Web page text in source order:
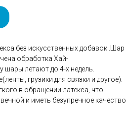
без искусственных добавок .Шар
обработка Хай-
летают до 4-х недель.
грузики для связки и другое).
в обращении латекса, что
и иметь безупречное качество.